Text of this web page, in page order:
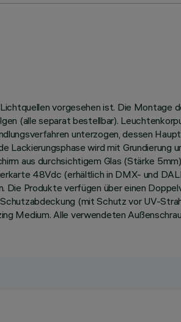
vorgesehen ist. Die Montage
(alle separat bestellbar).
unterzogen, dessen
wird mit Grundierung
aus durchsichtigem Glas (Stärke
48Vdc (erhältlich in DMX- und
Produkte verfügen über einen
(mit Schutz vor UV-
Medium. Alle verwendeten